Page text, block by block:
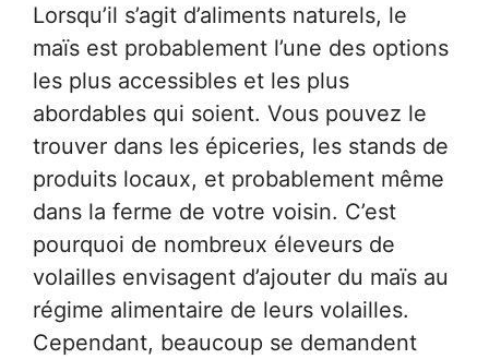
Lorsqu’il s’agit d’aliments naturels, le
maïs est probablement l’une des options
les plus accessibles et les plus
abordables qui soient. Vous pouvez le
trouver dans les épiceries, les stands de
produits locaux, et probablement même
dans la ferme de votre voisin. C’est
pourquoi de nombreux éleveurs de
volailles envisagent d’ajouter du maïs au
régime alimentaire de leurs volailles.
Cependant, beaucoup se demandent